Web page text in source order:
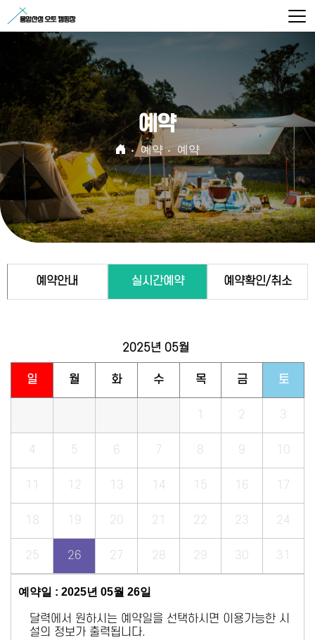
예약
예약 예약
예약안내 실시간예약 예약확인/취소
2025년 05월
일 월 화 수 목 금 토
1 2 3
4 5 6 7 8 9 10
11 12 13 14 15 16 17
18 19 20 21 22 23 24
25 26 27 28 29 30 31
예약일 : 2025년 05월 26일
달력에서 원하시는 예약일을 선택하시면 이용가능한 시
설의 정보가 출력됩니다.